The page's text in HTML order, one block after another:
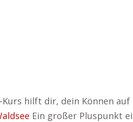
hilft dir, dein Können auf
Ein großer Pluspunkt